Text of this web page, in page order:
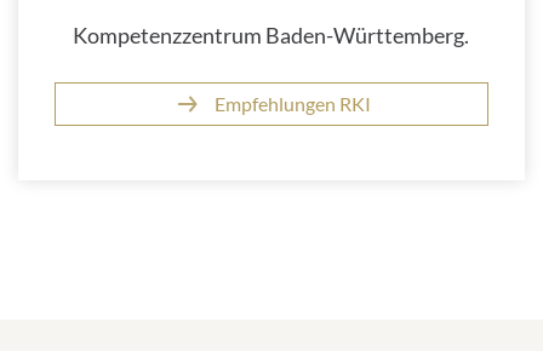
Kompetenzzentrum Baden-Württemberg.
Empfehlungen RKI